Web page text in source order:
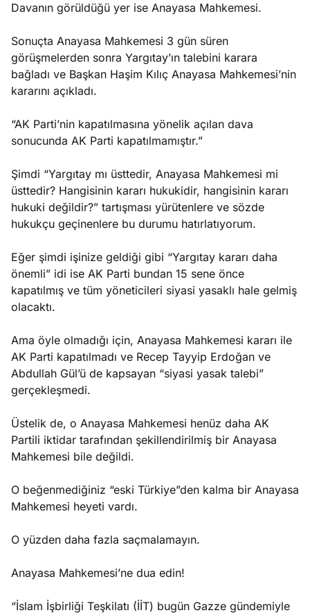
Davanın görüldüğü yer ise Anayasa Mahkemesi.
Sonuçta Anayasa Mahkemesi 3 gün süren
görüşmelerden sonra Yargıtay’ın talebini karara
bağladı ve Başkan Haşim Kılıç Anayasa Mahkemesi’nin
kararını açıkladı.
“AK Parti’nin kapatılmasına yönelik açılan dava
sonucunda AK Parti kapatılmamıştır.”
Şimdi “Yargıtay mı üsttedir, Anayasa Mahkemesi mi
üsttedir? Hangisinin kararı hukukidir, hangisinin kararı
hukuki değildir?” tartışması yürütenlere ve sözde
hukukçu geçinenlere bu durumu hatırlatıyorum.
Eğer şimdi işinize geldiği gibi “Yargıtay kararı daha
önemli” idi ise AK Parti bundan 15 sene önce
kapatılmış ve tüm yöneticileri siyasi yasaklı hale gelmiş
olacaktı.
Ama öyle olmadığı için, Anayasa Mahkemesi kararı ile
AK Parti kapatılmadı ve Recep Tayyip Erdoğan ve
Abdullah Gül’ü de kapsayan “siyasi yasak talebi”
gerçekleşmedi.
Üstelik de, o Anayasa Mahkemesi henüz daha AK
Partili iktidar tarafından şekillendirilmiş bir Anayasa
Mahkemesi bile değildi.
O beğenmediğiniz “eski Türkiye”den kalma bir Anayasa
Mahkemesi heyeti vardı.
O yüzden daha fazla saçmalamayın.
Anayasa Mahkemesi’ne dua edin!
“İslam İşbirliği Teşkilatı (İİT) bugün Gazze gündemiyle